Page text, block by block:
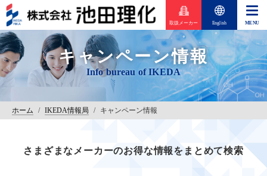
取扱メーカー English
キャンペーン情報
ホーム / IKEDA情報局 / キャンペーン情報
さまざまなメーカーのお得な情報をまとめて検索